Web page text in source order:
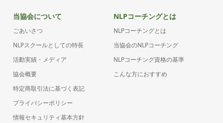
当協会について
ごあいさつ
NLPスクールとしての特長
活動実績・メディア
協会概要
特定商取引法に基づく表記
プライバシーポリシー
情報セキュリティ基本方針
NLPコーチングとは
NLPコーチングとは
当協会のNLPコーチング
NLPコーチング資格の基準
こんな方におすすめ